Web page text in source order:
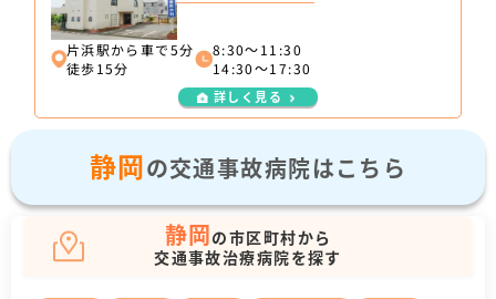
片浜駅から車で5分
徒歩15分
8:30～11:30
14:30～17:30
詳しく見る
静岡の交通事故病院はこちら
静岡の市区町村から
交通事故治療病院を探す